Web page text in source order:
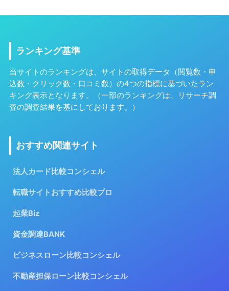
ランキング基準
当サイトのランキングは、サイトの取得データ（閲覧数・申
込数・クリック数・口コミ数）の4つの指標に基づいたラン
キング表示となります。（一部のランキングは、リサーチ調
査の調査結果を基にしております。）
おすすめ関連サイト
法人カード比較コンシェル
転職サイトおすすめ比較プロ
起業Biz
資金調達BANK
ビジネスローン比較コンシェル
不動産担保ローン比較コンシェル